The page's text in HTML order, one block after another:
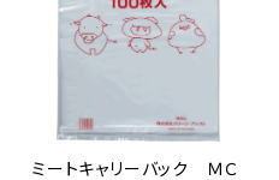
ミートキャリーバック ＭＣ